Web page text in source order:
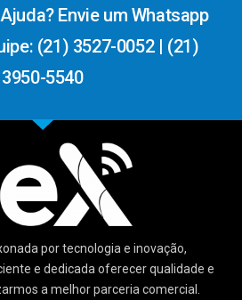
Envie um Whatsapp
(21) 3527-0052 | (21)
3950-5540
por tecnologia e inovação,
e dedicada oferecer qualidade e
a melhor parceria comercial.